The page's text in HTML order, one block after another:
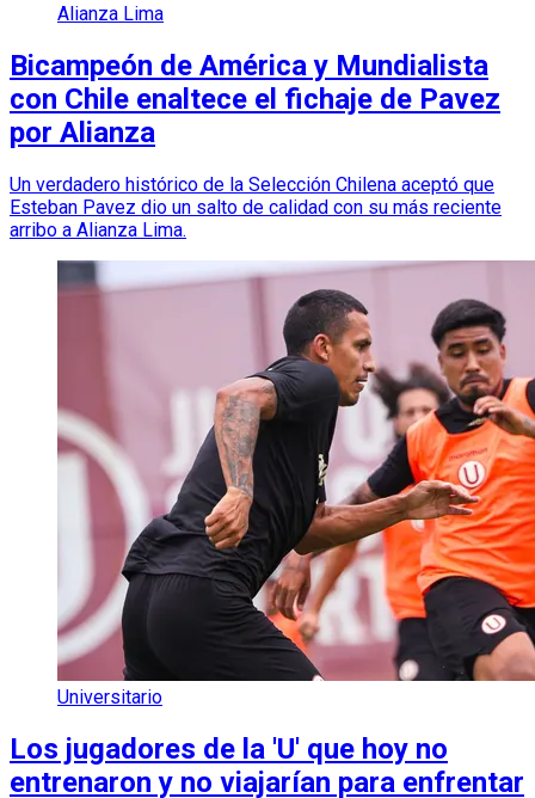
Alianza Lima
Bicampeón de América y Mundialista
con Chile enaltece el fichaje de Pavez
por Alianza
Un verdadero histórico de la Selección Chilena aceptó que
Esteban Pavez dio un salto de calidad con su más reciente
arribo a Alianza Lima.
Universitario
Los jugadores de la 'U' que hoy no
entrenaron y no viajarían para enfrentar